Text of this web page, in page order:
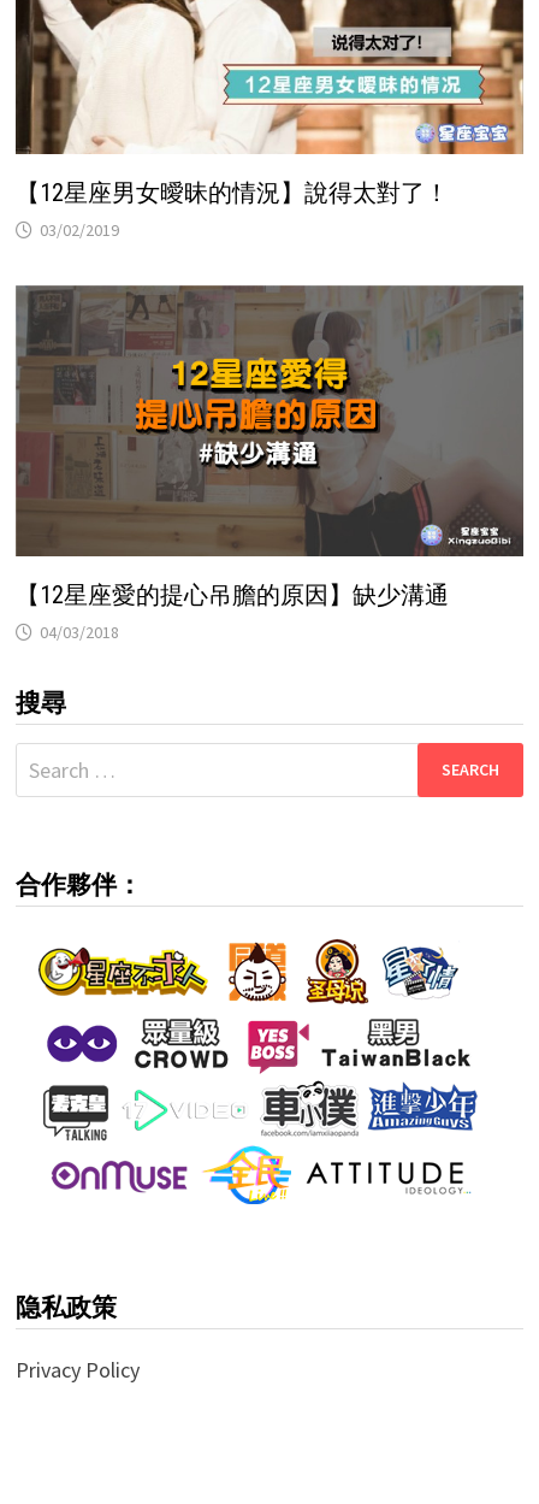
【12星座男女曖昧的情況】說得太對了！
03/02/2019
【12星座愛的提心吊膽的原因】缺少溝通
04/03/2018
搜尋
Search
for:
合作夥伴：
隐私政策
Privacy Policy